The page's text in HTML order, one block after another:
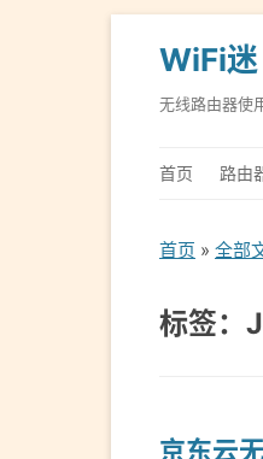
WiFi迷
无线路由器使
首页 路由
首页 » 全部
标签：
京东云